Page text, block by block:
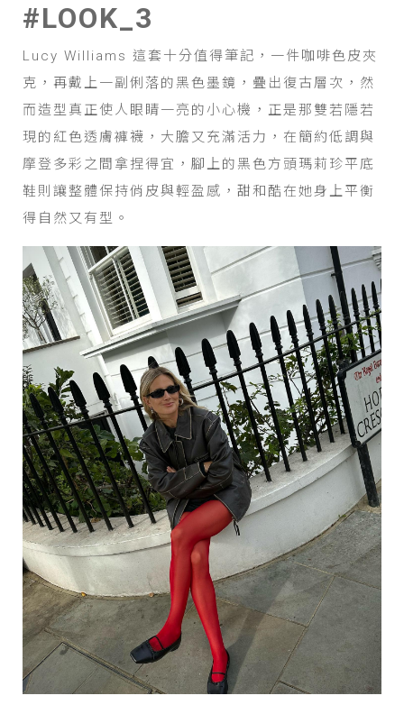
#LOOK_3
Lucy Williams 這套十分值得筆記，一件咖啡色皮夾
克，再戴上一副俐落的黑色墨鏡，疊出復古層次，然
而造型真正使人眼睛一亮的小心機，正是那雙若隱若
現的紅色透膚褲襪，大膽又充滿活力，在簡約低調與
摩登多彩之間拿捏得宜，腳上的黑色方頭瑪莉珍平底
鞋則讓整體保持俏皮與輕盈感，甜和酷在她身上平衡
得自然又有型。